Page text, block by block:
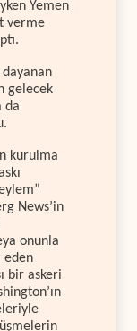
Yemen
verme
gelecek
da
kurulma
News’in
onunla
eden
bir askeri